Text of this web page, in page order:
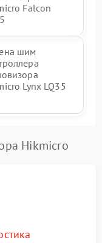
Falcon
шим
Lynx LQ35
Hikmicro